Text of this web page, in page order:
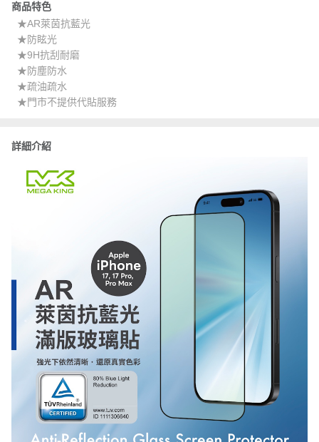
商品特色
★AR萊茵抗藍光
★防眩光
★9H抗刮耐磨
★防塵防水
★疏油疏水
★門市不提供代貼服務
詳細介紹